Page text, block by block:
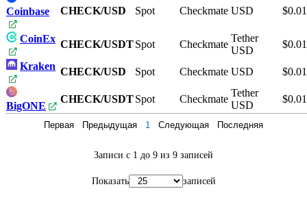
Coinbase CHECK/USD Spot Checkmate USD
CoinEx CHECK/USDTSpot Checkmate
Tether
USD
Kraken CHECK/USD Spot Checkmate USD
BigONE
CHECK/USDTSpot Checkmate
Tether
USD
Записи с 1 до 9 из 9 записей
Показать записей
Первая Предыдущая 1 Следующая Последняя